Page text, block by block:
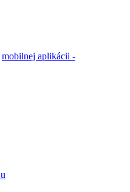
mobilnej aplikácii -